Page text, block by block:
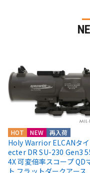
HOT NEW 再入荷
Holy Warrior ELCANタ
ecter DR SU-230 Gen3
4X 可変倍率スコープ QD
ト フラットダークアース